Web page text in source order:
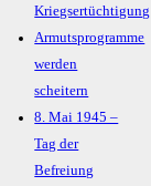
Kriegsertüchtigung
Armutsprogramme
werden
scheitern
8. Mai 1945 –
Tag der
Befreiung